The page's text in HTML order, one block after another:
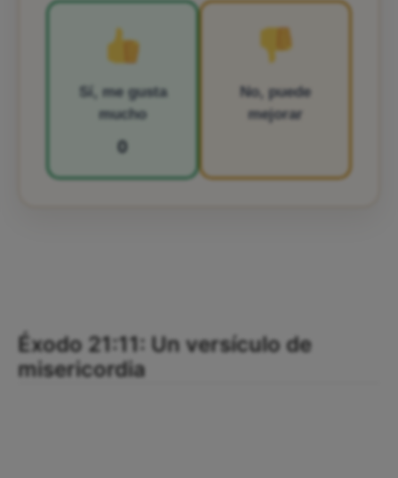
Sí, me gusta
mucho
0
No, puede
mejorar
Éxodo 21:11: Un versículo de
misericordia